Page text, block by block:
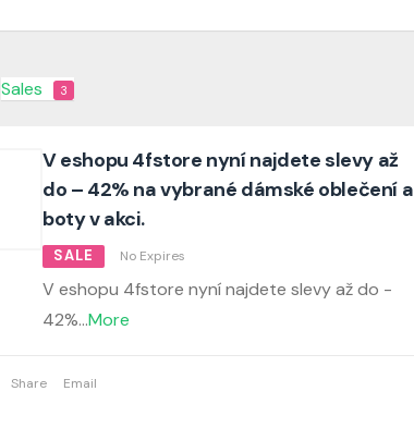
Sales 3
V eshopu 4fstore nyní najdete slevy až
do – 42% na vybrané dámské oblečení a
boty v akci.
SALE No Expires
V eshopu 4fstore nyní najdete slevy až do -
42%...More
Share Email